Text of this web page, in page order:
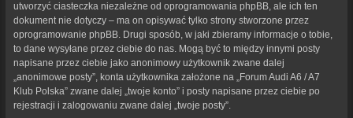
utworzyć ciasteczka niezależne od oprogramowania phpBB, ale ich ten
dokument nie dotyczy – ma on opisywać tylko strony stworzone przez
oprogramowanie phpBB. Drugi sposób, w jaki zbieramy informacje o tobie,
to dane wysyłane przez ciebie do nas. Mogą być to między innymi posty
napisane przez ciebie jako anonimowy użytkownik zwane dalej
„anonimowe posty”, konta użytkownika założone na „Forum Audi A6 / A7
Klub Polska” zwane dalej „twoje konto” i posty napisane przez ciebie po
rejestracji i zalogowaniu zwane dalej „twoje posty”.